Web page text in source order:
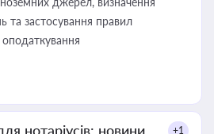
та застосування правил
нотаріусів: новини,
+1